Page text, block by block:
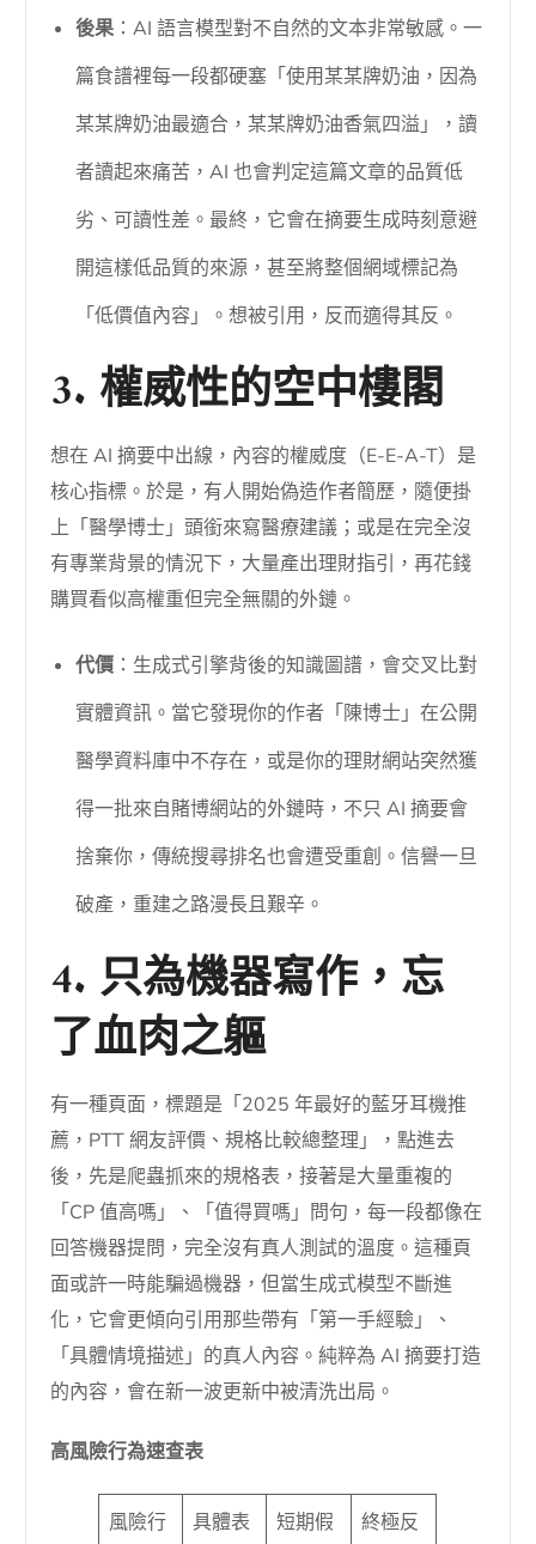
後果 ：AI 語言模型對不自然的文本非常敏感。一
篇食譜裡每一段都硬塞「使用某某牌奶油，因為
某某牌奶油最適合，某某牌奶油香氣四溢」，讀
者讀起來痛苦，AI 也會判定這篇文章的品質低
劣、可讀性差。最終，它會在摘要生成時刻意避
開這樣低品質的來源，甚至將整個網域標記為
「低價值內容」。想被引用，反而適得其反。
3. 權威性的空中樓閣
想在 AI 摘要中出線，內容的權威度（E-E-A-T）是
核心指標。於是，有人開始偽造作者簡歷，隨便掛
上「醫學博士」頭銜來寫醫療建議；或是在完全沒
有專業背景的情況下，大量產出理財指引，再花錢
購買看似高權重但完全無關的外鏈。
代價 ：生成式引擎背後的知識圖譜，會交叉比對
實體資訊。當它發現你的作者「陳博士」在公開
醫學資料庫中不存在，或是你的理財網站突然獲
得一批來自賭博網站的外鏈時，不只 AI 摘要會
捨棄你，傳統搜尋排名也會遭受重創。信譽一旦
破產，重建之路漫長且艱辛。
4. 只為機器寫作，忘
了血肉之軀
有一種頁面，標題是「2025 年最好的藍牙耳機推
薦，PTT 網友評價、規格比較總整理」，點進去
後，先是爬蟲抓來的規格表，接著是大量重複的
「CP 值高嗎」、「值得買嗎」問句，每一段都像在
回答機器提問，完全沒有真人測試的溫度。這種頁
面或許一時能騙過機器，但當生成式模型不斷進
化，它會更傾向引用那些帶有「第一手經驗」、
「具體情境描述」的真人內容。純粹為 AI 摘要打造
的內容，會在新一波更新中被清洗出局。
高風險行為速查表
風險行
具體表
短期假
終極反